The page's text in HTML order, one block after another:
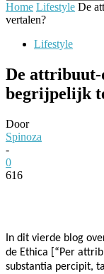
Home Lifestyle De
vertalen?
Lifestyle
De
begrijpelijk
Door
Spinoza
-
0
616
In dit vierde blog
de Ethica [“Per
substantia percipit,